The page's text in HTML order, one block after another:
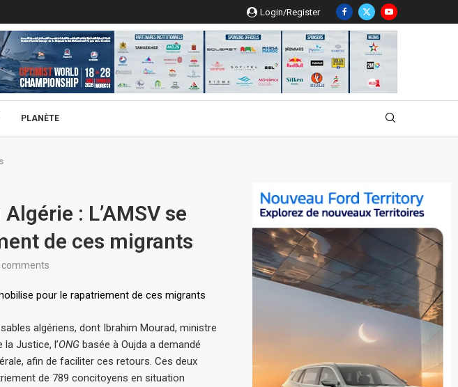
Login/Register
PLANÈTE
: L’AMSV se
de ces migrants
comments
algériens, dont Ibrahim Mourad, ministre
la Justice, l’ONGbasée à Oujda a demandé
afin de faciliter ces retours. Ces deux
de 789 concitoyens en situation